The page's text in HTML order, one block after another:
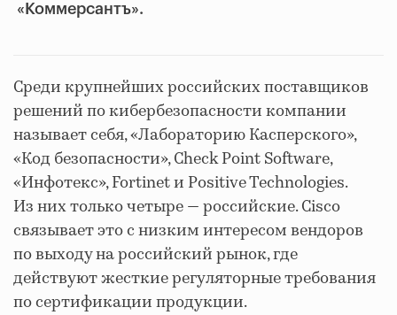
«Коммерсантъ».
Среди крупнейших российских поставщиков
решений по кибербезопасности компании
называет себя, «Лабораторию Касперского»,
«Код безопасности», Check Point Software,
«Инфотекс», Fortinet и Positive Technologies.
Из них только четыре — российские. Cisco
связывает это с низким интересом вендоров
по выходу на российский рынок, где
действуют жесткие регуляторные требования
по сертификации продукции.